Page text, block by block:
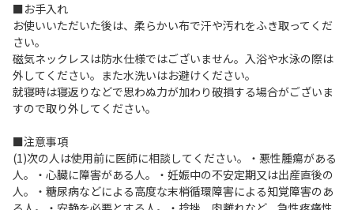
■お手入れ
お使いいただいた後は、柔らかい布で汗や汚れをふき取ってくだ
さい。
磁気ネックレスは防水仕様ではございません。入浴や水泳の際は
外してください。また水洗いはお避けください。
就寝時は寝返りなどで思わぬ力が加わり破損する場合がございま
すので取り外してください。
■注意事項
(1)次の人は使用前に医師に相談してください。・悪性腫瘍がある
人。・心臓に障害がある人。・妊娠中の不安定期又は出産直後の
人。・糖尿病などによる高度な末梢循環障害による知覚障害のあ